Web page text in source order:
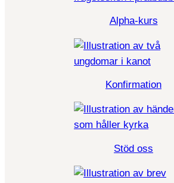
Alpha-kurs
Konfirmation
Stöd oss